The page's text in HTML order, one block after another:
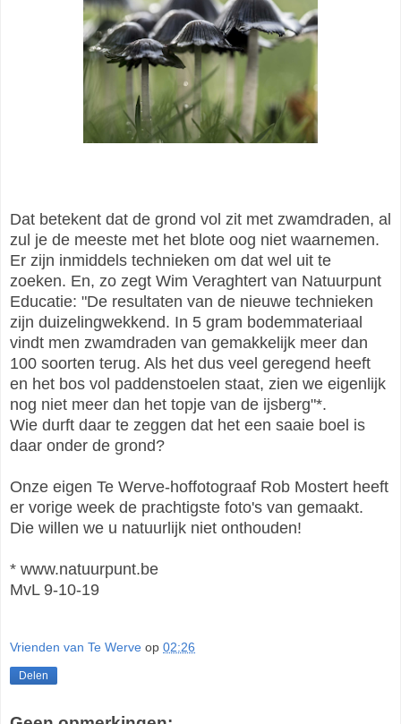
Dat betekent dat de grond vol zit met zwamdraden, al
zul je de meeste met het blote oog niet waarnemen.
Er zijn inmiddels technieken om dat wel uit te
zoeken. En, zo zegt Wim Veraghtert van Natuurpunt
Educatie: "De resultaten van de nieuwe technieken
zijn duizelingwekkend. In 5 gram bodemmateriaal
vindt men zwamdraden van gemakkelijk meer dan
100 soorten terug. Als het dus veel geregend heeft
en het bos vol paddenstoelen staat, zien we eigenlijk
nog niet meer dan het topje van de ijsberg"*.
Wie durft daar te zeggen dat het een saaie boel is
daar onder de grond?
Onze eigen Te Werve-hoffotograaf Rob Mostert heeft
er vorige week de prachtigste foto's van gemaakt.
Die willen we u natuurlijk niet onthouden!
* www.natuurpunt.be
MvL 9-10-19
Vrienden van Te Werve op 02:26
Delen